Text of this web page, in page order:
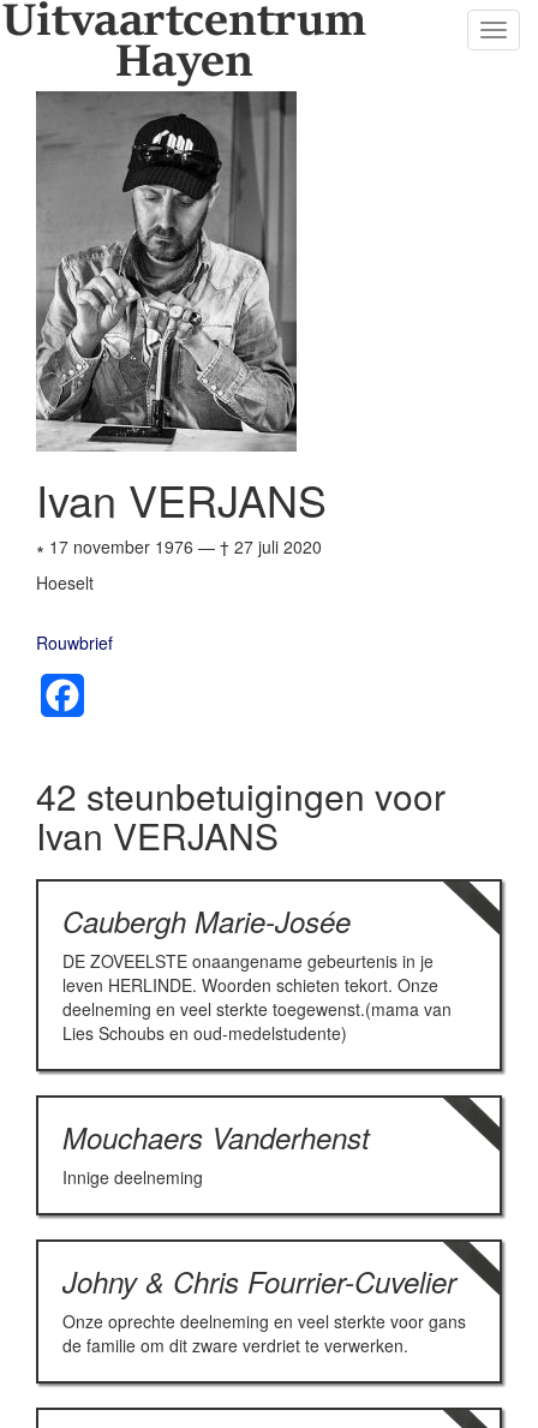
Ivan VERJANS
∗ 17 november 1976 — † 27 juli 2020
Hoeselt
Rouwbrief
42 steunbetuigingen voor
Ivan VERJANS
Caubergh Marie-Josée
DE ZOVEELSTE onaangename gebeurtenis in je
leven HERLINDE. Woorden schieten tekort. Onze
deelneming en veel sterkte toegewenst.(mama van
Lies Schoubs en oud-medelstudente)
Mouchaers Vanderhenst
Innige deelneming
Johny & Chris Fourrier-Cuvelier
Onze oprechte deelneming en veel sterkte voor gans
de familie om dit zware verdriet te verwerken.